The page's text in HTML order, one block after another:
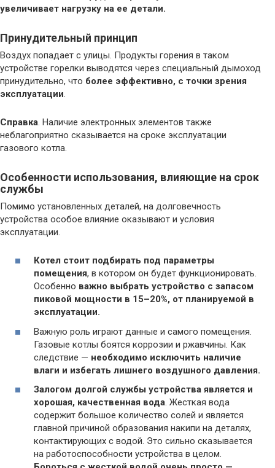
увеличивает нагрузку на ее детали.
Принудительный принцип
Воздух попадает с улицы. Продукты горения в таком
устройстве горелки выводятся через специальный дымоход
принудительно, что более эффективно, с точки зрения
эксплуатации.
Справка. Наличие электронных элементов также
неблагоприятно сказывается на сроке эксплуатации
газового котла.
Особенности использования, влияющие на срок
службы
Помимо установленных деталей, на долговечность
устройства особое влияние оказывают и условия
эксплуатации.
Котел стоит подбирать под параметры
помещения, в котором он будет функционировать.
Особенно важно выбрать устройство с запасом
пиковой мощности в 15–20%, от планируемой в
эксплуатации.
Важную роль играют данные и самого помещения.
Газовые котлы боятся коррозии и ржавчины. Как
следствие — необходимо исключить наличие
влаги и избегать лишнего воздушного давления.
Залогом долгой службы устройства является и
хорошая, качественная вода. Жесткая вода
содержит большое количество солей и является
главной причиной образования накипи на деталях,
контактирующих с водой. Это сильно сказывается
на работоспособности устройства в целом.